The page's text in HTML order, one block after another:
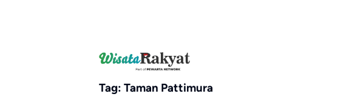
Tag: Taman Pattimura